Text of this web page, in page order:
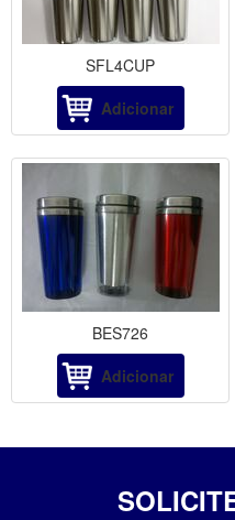
SFL4CUP
Adicionar
BES726
Adicionar